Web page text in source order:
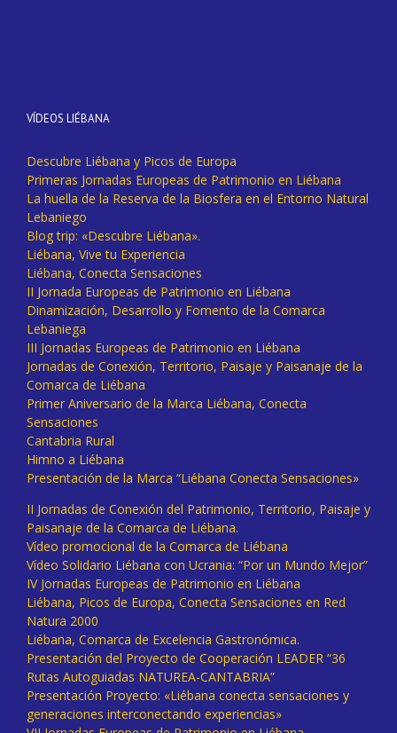
VÍDEOS LIÉBANA
Descubre Liébana y Picos de Europa
Primeras Jornadas Europeas de Patrimonio en Liébana
La huella de la Reserva de la Biosfera en el Entorno Natural
Lebaniego
Blog trip: «Descubre Liébana».
Liébana, Vive tu Experiencia
Liébana, Conecta Sensaciones
II Jornada Europeas de Patrimonio en Liébana
Dinamización, Desarrollo y Fomento de la Comarca
Lebaniega
III Jornadas Europeas de Patrimonio en Liébana
Jornadas de Conexión, Territorio, Paisaje y Paisanaje de la
Comarca de Liébana
Primer Aniversario de la Marca Liébana, Conecta
Sensaciones
Cantabria Rural
Himno a Liébana
Presentación de la Marca “Liébana Conecta Sensaciones»
II Jornadas de Conexión del Patrimonio, Territorio, Paisaje y
Paisanaje de la Comarca de Liébana.
Vídeo promocional de la Comarca de Liébana
Vídeo Solidario Liébana con Ucrania: “Por un Mundo Mejor”
IV Jornadas Europeas de Patrimonio en Liébana
Liébana, Picos de Europa, Conecta Sensaciones en Red
Natura 2000
Liébana, Comarca de Excelencia Gastronómica.
Presentación del Proyecto de Cooperación LEADER “36
Rutas Autoguiadas NATUREA-CANTABRIA”
Presentación Proyecto: «Liébana conecta sensaciones y
generaciones interconectando experiencias»